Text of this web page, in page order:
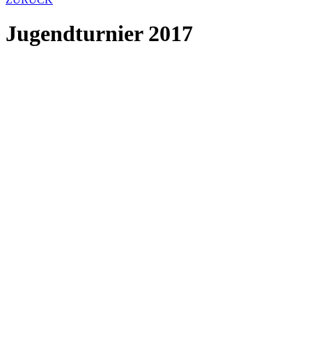
Jugendturnier 2017